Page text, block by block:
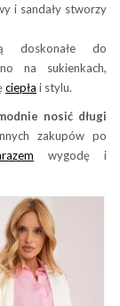
i sandały stworzy
doskonałe do
na sukienkach,
ciepła i stylu.
nosić długi
zakupów po
wygodę i